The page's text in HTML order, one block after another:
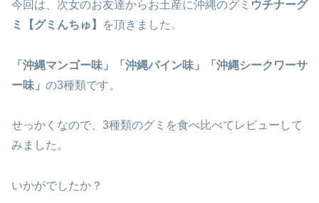
今回は、次女のお友達からお土産に沖縄のグミ ウチナーグ
ミ【グミんちゅ】
を頂きました。
「沖縄マンゴー味」「沖縄パイン味」「沖縄シークワーサ
ー味」 の3種類です。
せっかくなので、3種類のグミを食べ比べてレビューして
みました。
いかがでしたか？